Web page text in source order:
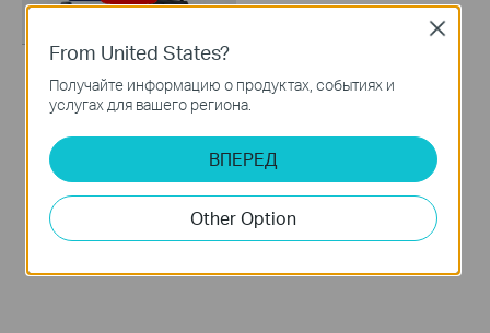
How to Set up a TP-
Link Wireless Router
(Archer AX12, etc.)
This video will show you how to configure TP-Link Wi-Fi 6 router (Archer AX12, etc.).
Больше
From United States?
Получайте информацию о продуктах, событиях и
услугах для вашего региона.
ВПЕРЕД
Other Option
Close